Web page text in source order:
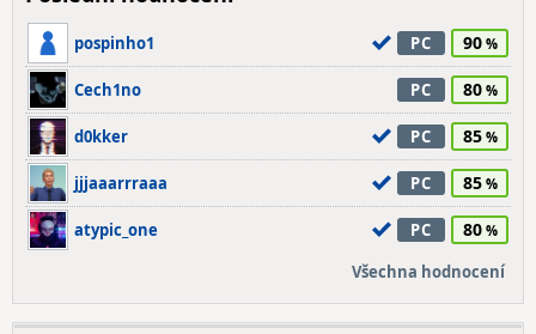
pospinho1 PC 90
Cech1no PC 80
d0kker PC 85
jjjaaarrraaa PC 85
atypic_one PC 80
Všechna hodnocení